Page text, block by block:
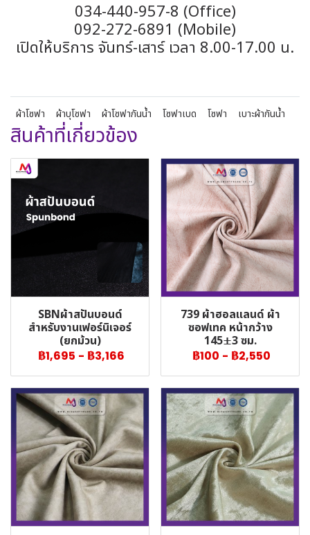
034-440-957-8 (Office)
092-272-6891 (Mobile)
เปิดให้บริการ จันทร์-เสาร์ เวลา 8.00-17.00 น.
ผ้าโซฟา ผ้าบุโซฟา ผ้าโซฟากันน้ำ โซฟาเบด โซฟา เบาะผ้ากันน้ำ
สินค้าที่เกี่ยวข้อง
SBNผ้าสปันบอนด์
สำหรับงานเฟอร์นิเจอร์
(ยกม้วน)
฿1,695 - ฿3,166
739 ผ้าฮอลแลนด์ ผ้า
ซอฟเทค หน้ากว้าง
145±3 ซม.
฿100 - ฿2,550